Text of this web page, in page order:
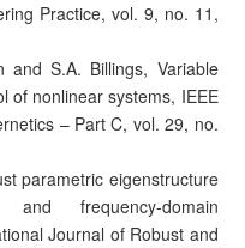
Practice, vol. 9, no. 11,
and S.A. Billings, Variable
of nonlinear systems, IEEE
– Part C, vol. 29, no.
parametric eigenstructure
frequency-domain
Journal of Robust and